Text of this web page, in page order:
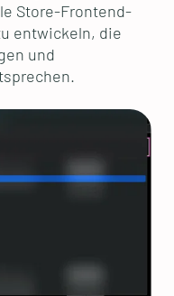
Store-Frontend-
entwickeln, die
und